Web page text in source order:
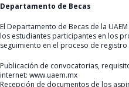
Departamento de Becas
El Departamento de Becas de la
los estudiantes participantes en los
seguimiento en el proceso de
Publicación de convocatorias,
internet: www.uaem.mx
Recepción de documentos de los